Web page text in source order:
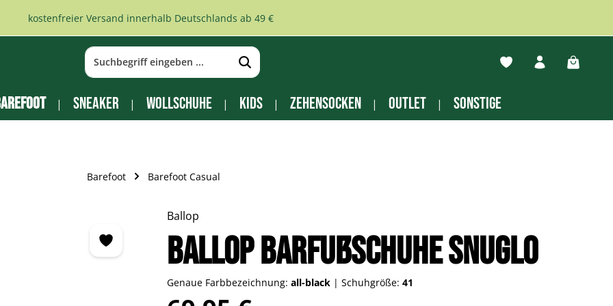
kostenfreier Versand innerhalb Deutschlands ab 49 €
Du hast 0 Produkte
Sneaker Wollschuhe Kids Zehensocken Outlet Sonstige
Barefoot Barefoot Casual
Ballop
Ballop Barfußschuhe Snuglo
Genaue Farbbezeichnung: all-black | Schuhgröße: 41
Regulärer Preis: